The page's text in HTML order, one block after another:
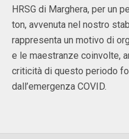
HRSG di Marghera, per un
ton, avvenuta nel nostro
rappresenta un motivo di
e le maestranze coinvolte,
criticità di questo periodo
dall’emergenza COVID.